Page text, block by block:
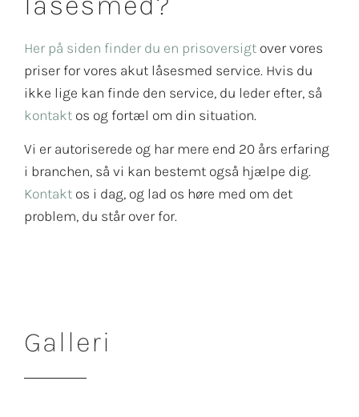
Her på siden finder du en prisoversigt over vores
priser for vores akut låsesmed service. Hvis du
ikke lige kan finde den service, du leder efter, så
kontakt os og fortæl om din situation.
Vi er autoriserede og har mere end 20 års erfaring
i branchen, så vi kan bestemt også hjælpe dig.
Kontakt os i dag, og lad os høre med om det
problem, du står over for.
Galleri